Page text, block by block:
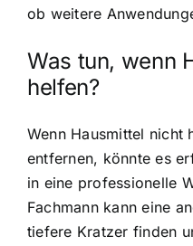
ob weitere
Was tun, wenn
helfen?
Wenn Hausmittel nicht
entfernen, könnte es
in eine professionelle
Fachmann kann eine
tiefere Kratzer finden